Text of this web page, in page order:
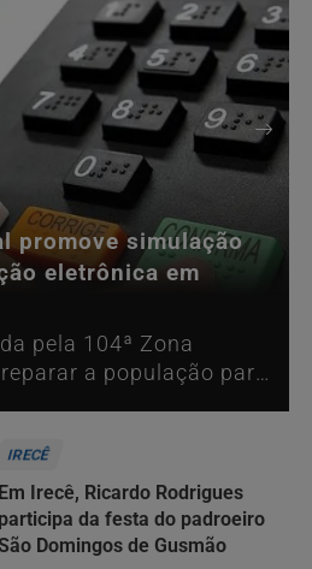
promove simulação
eletrônica em
pela 104ª Zona
a população para
IRECÊ
Em Irecê, Ricardo Rodrigues
participa da festa do padroeiro
Domingos de Gusmão